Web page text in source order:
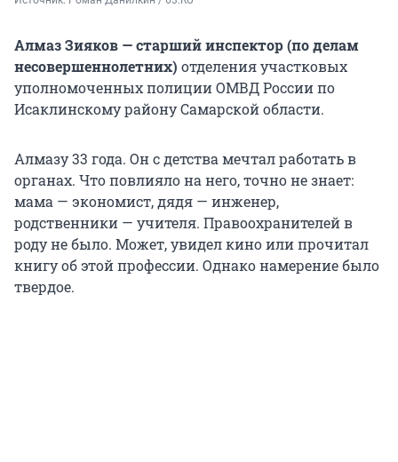
Алмаз Зияков — старший инспектор (по делам
несовершеннолетних) отделения участковых
уполномоченных полиции ОМВД России по
Исаклинскому району Самарской области.
Алмазу 33 года. Он с детства мечтал работать в
органах. Что повлияло на него, точно не знает:
мама — экономист, дядя — инженер,
родственники — учителя. Правоохранителей в
роду не было. Может, увидел кино или прочитал
книгу об этой профессии. Однако намерение было
твердое.